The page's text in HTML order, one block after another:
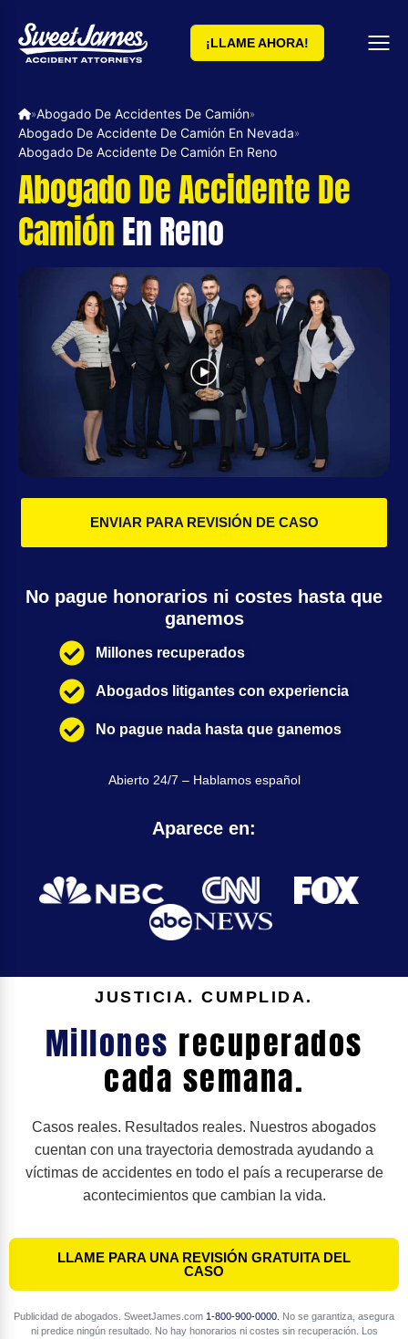
¡LLAME AHORA!
»Abogado De Accidentes De Camión»
Abogado De Accidente De Camión En Nevada»
Abogado De Accidente De Camión En Reno
Abogado De Accidente De
CamiónEn Reno
ENVIAR PARA REVISIÓN DE CASO
No pague honorarios ni costes hasta que
ganemos
Millones recuperados
Abogados litigantes con experiencia
No pague nada hasta que ganemos
Abierto 24/7 – Hablamos español
Aparece en:
JUSTICIA. CUMPLIDA.
Millones recuperados
cada semana.
Casos reales. Resultados reales. Nuestros abogados
cuentan con una trayectoria demostrada ayudando a
víctimas de accidentes en todo el país a recuperarse de
acontecimientos que cambian la vida.
LLAME PARA UNA REVISIÓN GRATUITA DEL
CASO
Publicidad de abogados. SweetJames.com 1-800-900-0000. No se garantiza, asegura
ni predice ningún resultado. No hay honorarios ni costes sin recuperación. Los